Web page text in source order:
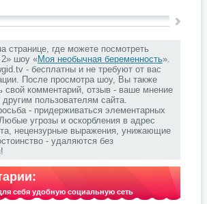
странице, где можете посмотреть
шоу «Моя необычная беременность».
- бесплатны и не требуют от вас
После просмотра шоу, Вы также
свой комментарий, отзыв - ваше мнение
другим пользователям сайта.
- придерживаться элементарных
угрозы и оскорбления в адрес
нецензурные выражения, унижающие
- удаляются без
себя удобную социальную сеть